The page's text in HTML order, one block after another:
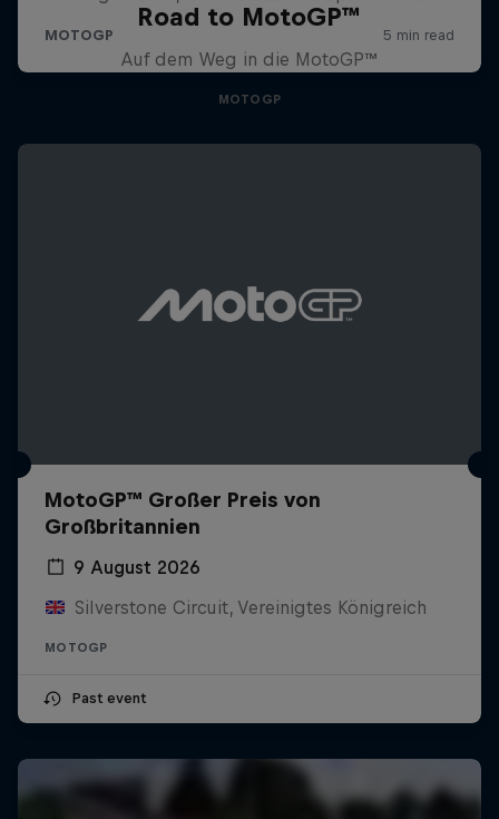
Road to MotoGP™
Auf dem Weg in die MotoGP™
MOTOGP
MotoGP™ Großer Preis von
Großbritannien
9 August 2026
Silverstone Circuit, Vereinigtes Königreich
MOTOGP
Past event